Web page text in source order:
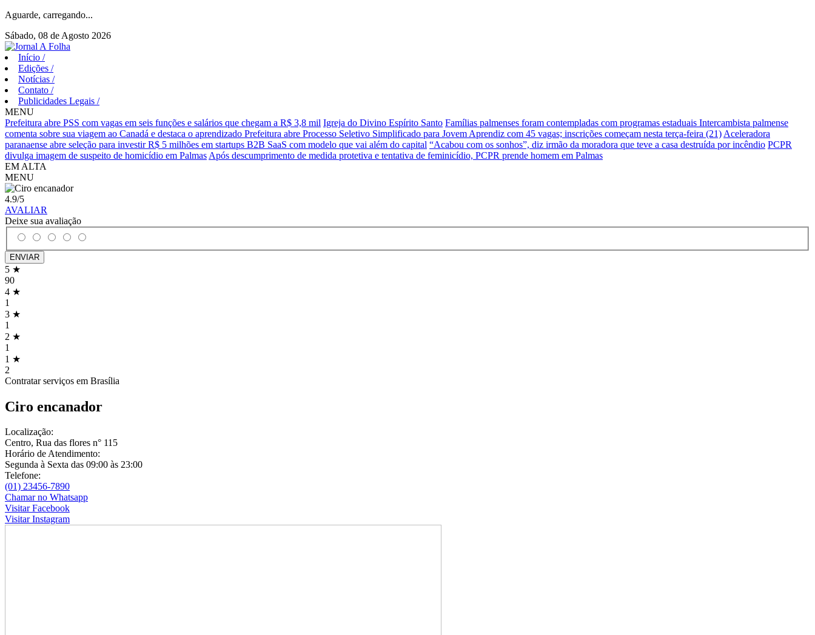
Aguarde, carregando...
Sábado, 08 de Agosto 2026
Início /
Edições /
Notícias /
Contato /
Publicidades Legais /
MENU
Prefeitura abre PSS com vagas em seis funções e salários que chegam a R$ 3,8 mil Igreja do Divino Espírito Santo Famílias palmenses foram contempladas com programas estaduais Intercambista palmense
comenta sobre sua viagem ao Canadá e destaca o aprendizado Prefeitura abre Processo Seletivo Simplificado para Jovem Aprendiz com 45 vagas; inscrições começam nesta terça-feira (21) Aceleradora
paranaense abre seleção para investir R$ 5 milhões em startups B2B SaaS com modelo que vai além do capital “Acabou com os sonhos”, diz irmão da moradora que teve a casa destruída por incêndio PCPR
divulga imagem de suspeito de homicídio em Palmas Após descumprimento de medida protetiva e tentativa de feminicídio, PCPR prende homem em Palmas
EM ALTA
MENU
4.9/5
AVALIAR
Deixe sua avaliação
ENVIAR
5 ★
90
4 ★
1
3 ★
1
2 ★
1
1 ★
2
Contratar serviços em Brasília
Ciro encanador
Localização:
Centro, Rua das flores n° 115
Horário de Atendimento:
Segunda à Sexta das 09:00 às 23:00
Telefone:
(01) 23456-7890
Chamar no Whatsapp
VisitarFacebook
VisitarInstagram